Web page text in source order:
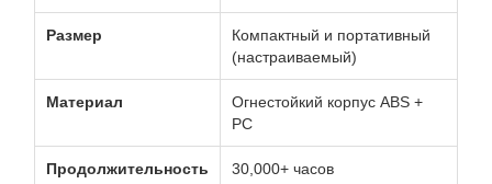
Размер
Компактный и портативный
(настраиваемый)
Материал
Огнестойкий корпус ABS +
PC
Продолжительность 30,000+ часов